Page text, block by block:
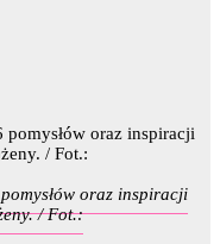
oraz inspiracji
/ Fot.: